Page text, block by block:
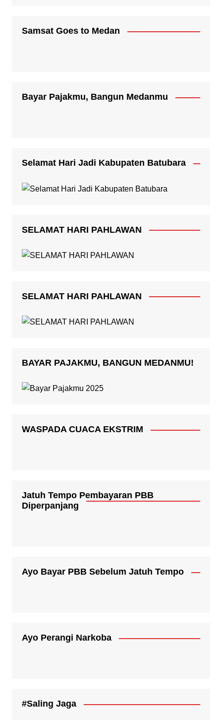
Samsat Goes to Medan
Bayar Pajakmu, Bangun Medanmu
Selamat Hari Jadi Kabupaten Batubara
SELAMAT HARI PAHLAWAN
SELAMAT HARI PAHLAWAN
BAYAR PAJAKMU, BANGUN MEDANMU!
WASPADA CUACA EKSTRIM
Jatuh Tempo Pembayaran PBB
Diperpanjang
Ayo Bayar PBB Sebelum Jatuh Tempo
Ayo Perangi Narkoba
#Saling Jaga